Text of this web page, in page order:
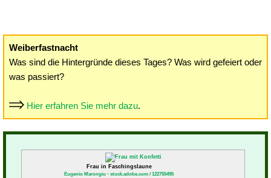
Weiberfastnacht
Was sind die Hintergründe dieses Tages? Was wird gefeiert oder
was passiert?
Hier erfahren Sie mehr dazu.
Frau in Faschingslaune
Eugenio Marongiu - stock.adobe.com / 122755495